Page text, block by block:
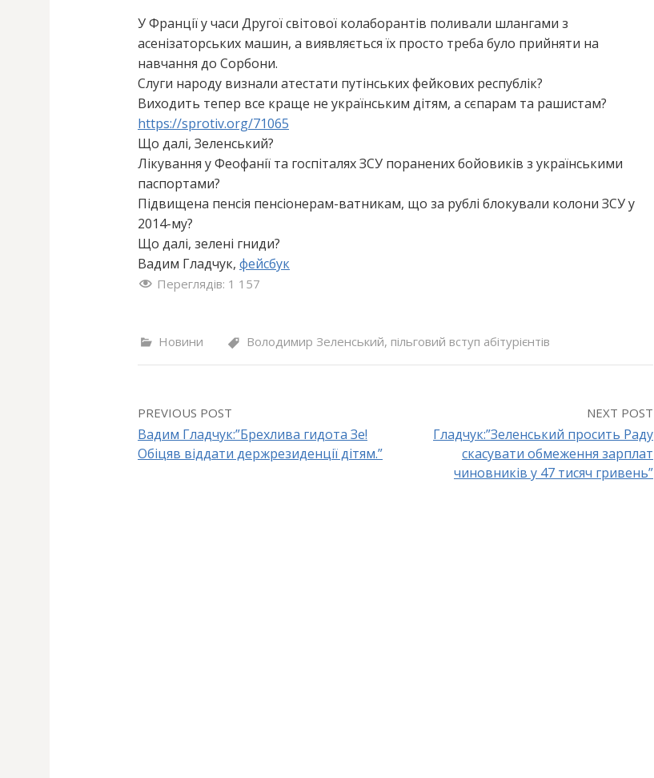
У Франції у часи Другої світової колаборантів поливали шлангами з
асенізаторських машин, а виявляється їх просто треба було прийняти на
навчання до Сорбони.
Слуги народу визнали атестати путінських фейкових республік?
Виходить тепер все краще не українським дітям, а сєпарам та рашистам?
https://sprotiv.org/71065
Що далі, Зеленський?
Лікування у Феофанії та госпіталях ЗСУ поранених бойовиків з українськими
паспортами?
Підвищена пенсія пенсіонерам-ватникам, що за рублі блокували колони ЗСУ у
2014-му?
Що далі, зелені гниди?
Вадим Гладчук, фейсбук
Переглядів: 1 157
Новини Володимир Зеленський, пільговий вступ абітурієнтів
PREVIOUS POST
Вадим Гладчук:”Брехлива гидота Зе!
Обіцяв віддати держрезиденції дітям.”
NEXT POST
Гладчук:”Зеленський просить Раду
скасувати обмеження зарплат
чиновників у 47 тисяч гривень”